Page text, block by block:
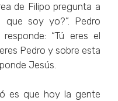
de Filipo pregunta a
que soy yo?”. Pedro
“Tú eres el
Pedro y sobre esta
Jesús.
es que hoy la gente